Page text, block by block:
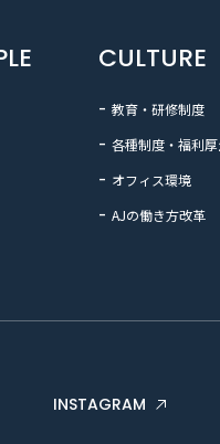
CULTURE
教育・研修制度
各種制度・福利
オフィス環境
AJの働き方改革
INSTAGRAM